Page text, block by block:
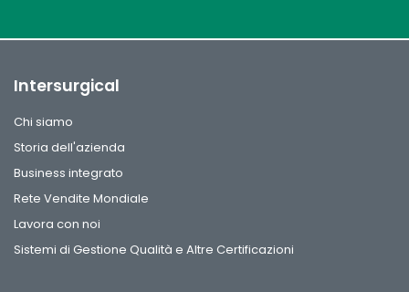
Intersurgical
Chi siamo
Storia dell'azienda
Business integrato
Rete Vendite Mondiale
Lavora con noi
Sistemi di Gestione Qualità e Altre Certificazioni